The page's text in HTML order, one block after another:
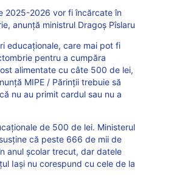
2025-2026 vor fi încărcate în
anunță ministrul Dragoș Pîslaru
educaționale, care mai pot fi
pentru a cumpăra
alimentate cu câte 500 de lei,
MIPE / Părinții trebuie să
nu au primit cardul sau nu a
de 500 de lei. Ministerul
că peste 666 de mii de
anul școlar trecut, dar datele
Iași nu corespund cu cele de la